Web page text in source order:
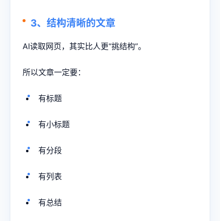
3、结构清晰的文章
AI读取网页，其实比人更“挑结构”。
所以文章一定要：
有标题
有小标题
有分段
有列表
有总结